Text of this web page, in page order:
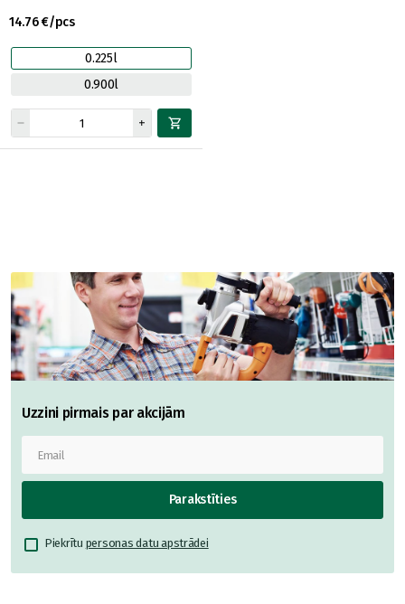
14.76 €/pcs
0.225l
0.900l
Uzzini pirmais par akcijām
Parakstīties
Piekrītu personas datu apstrādei